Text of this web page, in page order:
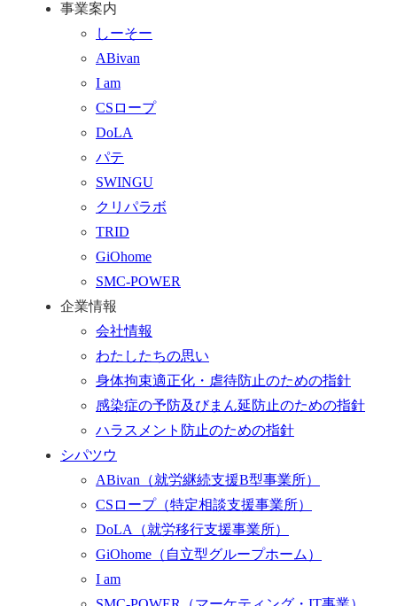
事業案内
しーそー
ABivan
I am
CSロープ
DoLA
パテ
SWINGU
クリパラボ
TRID
GiOhome
SMC-POWER
企業情報
会社情報
わたしたちの思い
身体拘束適正化・虐待防止のための指針
感染症の予防及びまん延防止のための指針
ハラスメント防止のための指針
シパツウ
ABivan （就労継続支援B型事業所）
CSロープ （特定相談支援事業所）
DoLA （就労移行支援事業所）
GiOhome （自立型グループホーム）
I am